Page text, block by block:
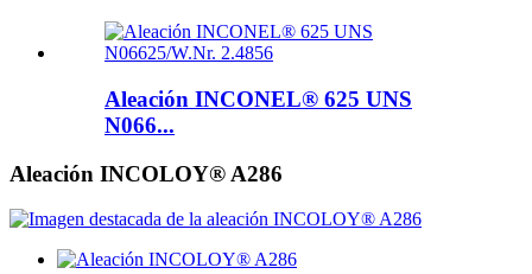
Aleación INCONEL® 625 UNS
N066...
Aleación INCOLOY® A286